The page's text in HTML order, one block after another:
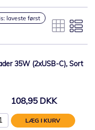
laveste først
35W (2xUSB-C), Sort
108,95 DKK
LÆG I KURV